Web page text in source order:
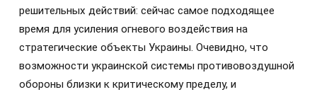
решительных действий: сейчас самое подходящее
время для усиления огневого воздействия на
стратегические объекты Украины. Очевидно, что
возможности украинской системы противовоздушной
обороны близки к критическому пределу, и